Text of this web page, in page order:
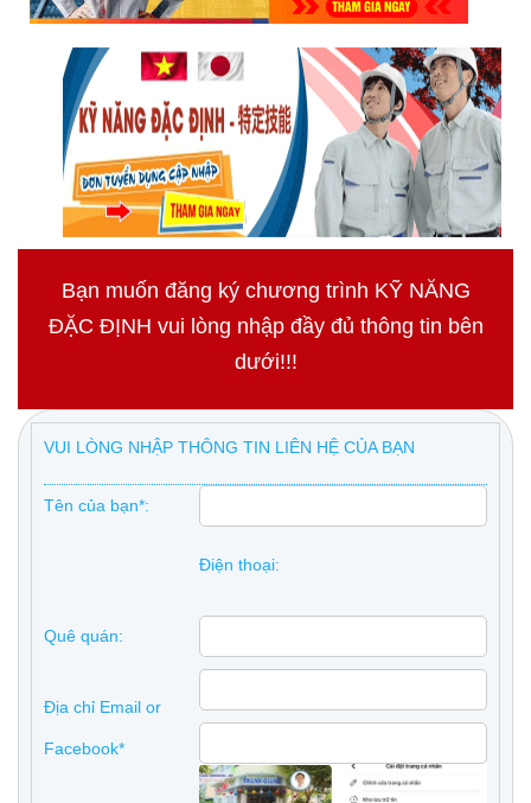
Bạn muốn đăng ký chương trình KỸ NĂNG
ĐẶC ĐỊNH vui lòng nhập đầy đủ thông tin bên
dưới!!!
VUI LÒNG NHẬP THÔNG TIN LIÊN HỆ CỦA BẠN
Tên của bạn*:
Điện thoại:
Quê quán:
Địa chỉ Email or
Facebook*